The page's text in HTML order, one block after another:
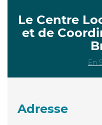
Le Centre
et de
En
Adresse